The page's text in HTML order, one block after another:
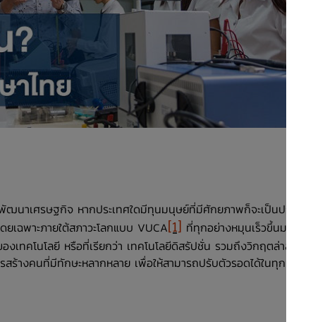
าเศรษฐกิจ หากประเทศใดมีทุนมนุษย์ที่มีศักยภาพก็จะเป็นประโยชน์
เฉพาะภายใต้สภาวะโลกแบบ VUCA[1] ที่ทุกอย่างหมุนเร็วขึ้นมากกว่า
เทคโนโลยี หรือที่เรียกว่า เทคโนโลยีดิสรัปชั่น รวมถึงวิกฤตล่าสุดโรค
สร้างคนที่มีทักษะหลากหลาย เพื่อให้สามารถปรับตัวรอดได้ในทุก